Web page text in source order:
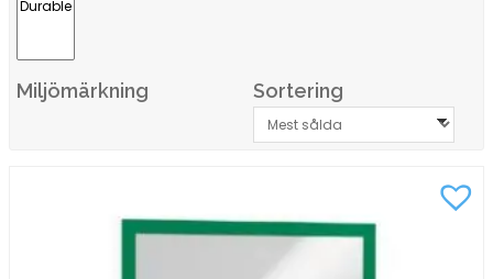
Miljömärkning Sortering